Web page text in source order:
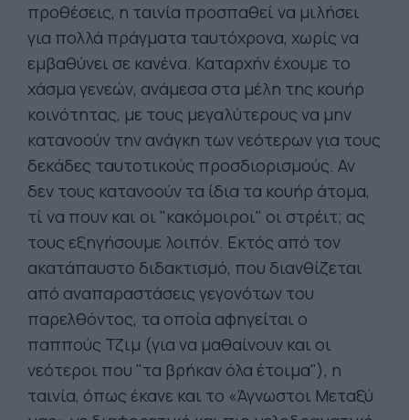
προθέσεις, η ταινία προσπαθεί να μιλήσει
για πολλά πράγματα ταυτόχρονα, χωρίς να
εμβαθύνει σε κανένα. Καταρχήν έχουμε το
χάσμα γενεών, ανάμεσα στα μέλη της κουήρ
κοινότητας, με τους μεγαλύτερους να μην
κατανοούν την ανάγκη των νεότερων για τους
δεκάδες ταυτοτικούς προσδιορισμούς. Αν
δεν τους κατανοούν τα ίδια τα κουήρ άτομα,
τί να πουν και οι "κακόμοιροι" οι στρέιτ; ας
τους εξηγήσουμε λοιπόν. Εκτός από τον
ακατάπαυστο διδακτισμό, που διανθίζεται
από αναπαραστάσεις γεγονότων του
παρελθόντος, τα οποία αφηγείται ο
παππούς Τζιμ (για να μαθαίνουν και οι
νεότεροι που "τα βρήκαν όλα έτοιμα"), η
ταινία, όπως έκανε και το «Άγνωστοι Μεταξύ